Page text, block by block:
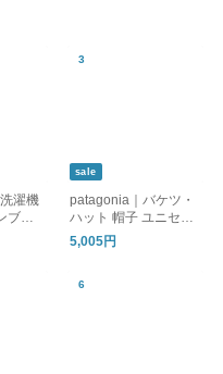
濯機
レ
9
sale
patagonia｜バケツ・
ハット 帽子 ユニセッ
クス Bucket Hat 3359
5 パタゴニア
5,005円